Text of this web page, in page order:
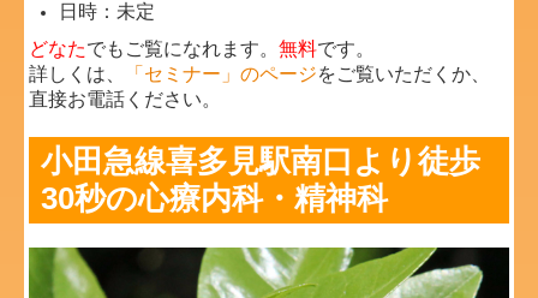
日時：未定
どなたでもご覧になれます。無料です。
詳しくは、
「セミナー」のページをご覧いただくか、
直接お電話ください。
小田急線喜多見駅南口より徒歩
30秒の心療内科・精神科